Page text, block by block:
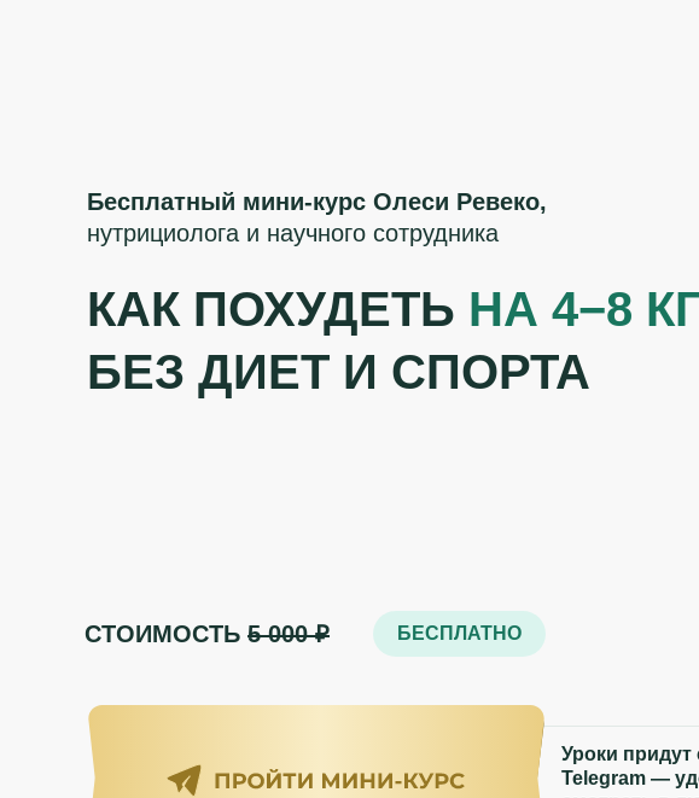
КАК ПОХУДЕТЬ НА 4−8
БЕЗ ДИЕТ И СПОРТА
Бесплатный мини-курс Олеси Ревеко,
нутрициолога и научного сотрудника
Уроки придут
Telegram —
БЕСПЛАТНО
СТОИМОСТЬ 5 000 ₽